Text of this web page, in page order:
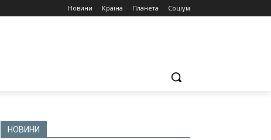
Новини Країна Планета Соціум
НОВИНИ